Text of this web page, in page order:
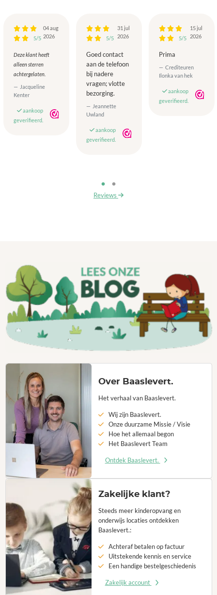
5/5
04 aug
2026
Deze klant heeft
alleen sterren
achtergelaten.
Jacqueline
Kenter
aankoop
geverifieerd.
5/5
31 jul
2026
Goed contact
aan de telefoon
bij nadere
vragen; vlotte
bezorging.
Jeannette
Uwland
aankoop
geverifieerd.
5/5
15 jul
2026
Prima
Crediteuren
Ilonka van hek
aankoop
geverifieerd.
Reviews
Over Baaslevert.
Het verhaal van Baaslevert.
Wij zijn Baaslevert.
Onze duurzame Missie / Visie
Hoe het allemaal begon
Het Baaslevert Team
Ontdek Baaslevert.
Zakelijke klant?
Steeds meer kinderopvang en
onderwijs locaties ontdekken
Baaslevert.:
Achteraf betalen op factuur
Uitstekende kennis en service
Een handige bestelgeschiedenis
Zakelijk account